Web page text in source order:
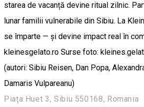
starea de vacanță devine ritual zilnic.
lunar familii vulnerabile din Sibiu. La
se împarte — și devine impact real în
kleinesgelato.ro Surse foto:
(autori: Sibiu Reisen, Dan Popa,
Damaris Vulpareanu)
Piața Huet 3, Sibiu 550168, Romania